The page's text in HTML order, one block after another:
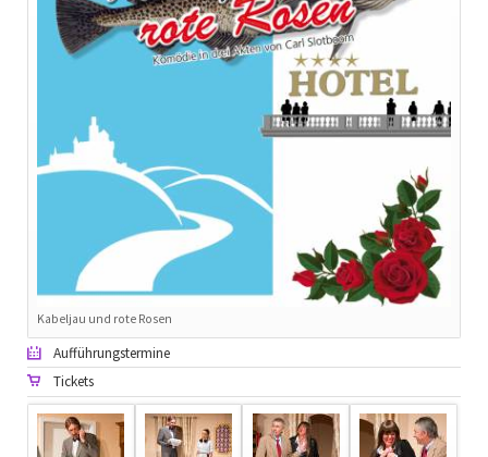
Kabeljau und rote Rosen
Aufführungstermine
Tickets